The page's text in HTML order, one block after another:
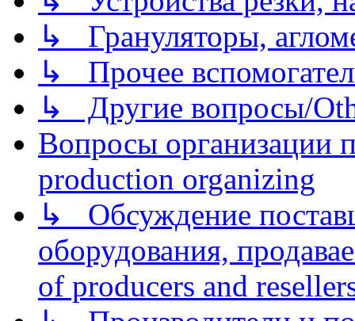
↳ Грануляторы,
↳ Прочее
↳ Другие вопросы/
Вопросы организации
production organizing
↳ Обсуждение
оборудования,
of producers and